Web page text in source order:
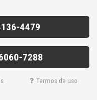
4479
7288
Termos de uso